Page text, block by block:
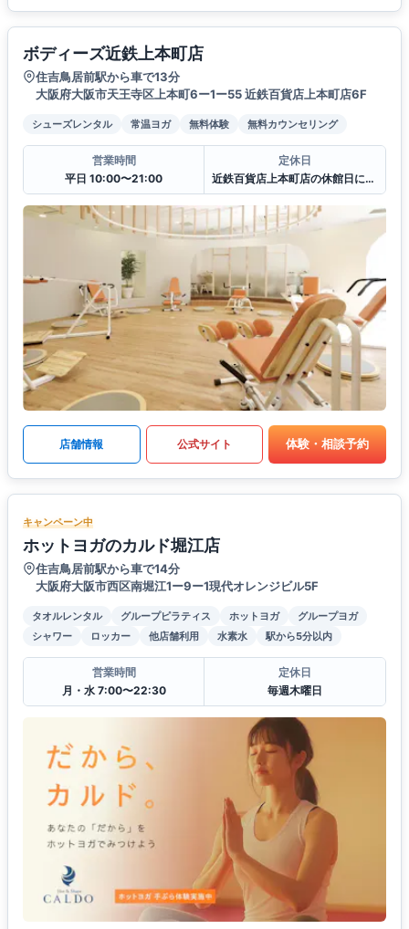
ボディーズ近鉄上本町店
住吉鳥居前駅から車で13分
大阪府大阪市天王寺区上本町6ー1ー55 近鉄百貨店上本町店6F
シューズレンタル 常温ヨガ 無料体験 無料カウンセリング
営業時間
平日 10:00〜21:00
定休日
近鉄百貨店上本町店の休館日に準ずる
店舗情報 公式サイト 体験・相談予約
キャンペーン中
ホットヨガのカルド堀江店
住吉鳥居前駅から車で14分
大阪府大阪市西区南堀江1ー9ー1現代オレンジビル5F
タオルレンタル グループピラティス ホットヨガ
グループヨガ
シャワー
ロッカー 他店舗利用 水素水 駅から5分以内
営業時間
月・水 7:00〜22:30
定休日
毎週木曜日